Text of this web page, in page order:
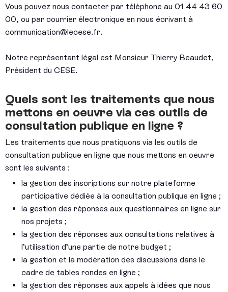
Vous pouvez nous contacter par téléphone au 01 44 43 60
00, ou par courrier électronique en nous écrivant à
communication@lecese.fr.
Notre représentant légal est Monsieur Thierry Beaudet,
Président du CESE.
Quels sont les traitements que nous
mettons en oeuvre via ces outils de
consultation publique en ligne ?
Les traitements que nous pratiquons via les outils de
consultation publique en ligne que nous mettons en oeuvre
sont les suivants :
la gestion des inscriptions sur notre plateforme
participative dédiée à la consultation publique en ligne ;
la gestion des réponses aux questionnaires en ligne sur
nos projets ;
la gestion des réponses aux consultations relatives à
l’utilisation d’une partie de notre budget ;
la gestion et la modération des discussions dans le
cadre de tables rondes en ligne ;
la gestion des réponses aux appels à idées que nous